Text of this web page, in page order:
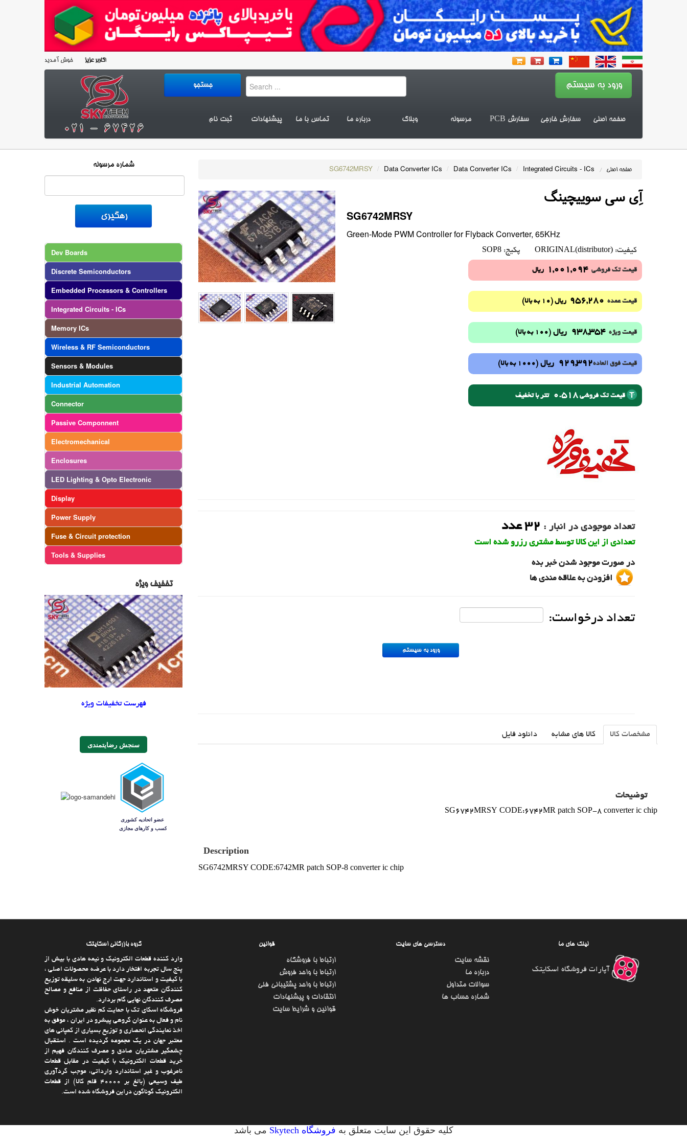
کاربر عزیزخوش آمدید!
صفحه اصلی سفارش خارجی سفارش PCB مرسوله وبلاگ درباره ما تماس با ما پیشنهادات ثبت نام
شماره مرسوله
Dev Boards
Discrete Semiconductors
Embedded Processors & Controllers
Integrated Circuits - ICs
Memory ICs
Wireless & RF Semiconductors
Sensors & Modules
Industrial Automation
Connector
Passive Componnent
Electromechanical
Enclosures
LED Lighting & Opto Electronic
Display
Power Supply
Fuse & Circuit protection
Tools & Supplies
تخفیف ویژه
فهرست تخفیفات ویژه
سنجش رضایتمندی
صفحه اصلی /
Integrated Circuits - ICs
/
Data Converter ICs
/
Data Converter ICs
/
SG6742MRSY
آِی سی سوییچینگ
SG6742MRSY
Green-Mode PWM Controller for Flyback Converter, 65KHz
کیفیت: ORIGINAL(distributor) پکیج: SOP8
قیمت تک فروشی 1,001,094 ریال
قیمت عمده 956,280 ریال (10 به بالا)
قیمت ویژه 938,354 ریال (100 به بالا)
قیمت فوق العاده929,392 ریال (1000 به بالا)
قیمت تک فروشی 0.518 تتر با تخفیف
تعداد موجودی در انبار : 32عدد
تعدادی از این کالا توسط مشتری رزرو شده است
در صورت موجود شدن خبر بده
افزودن به علاقه مندی ها
تعداد درخواست:
مشخصات کالا کالا های مشابه دانلود فایل
توضیحات
SG6742MRSY CODE:6742MR patch SOP-8 converter ic chip
Description
SG6742MRSY CODE:6742MR patch SOP-8 converter ic chip
گروه بازرگانی اسکایتک
وارد كننده قطعات الکترونیک و نیمه هادی با بیش از
پنج سال تجربه افتخار دارد با عرضه محصولات اصلی ،
با كیفیت و استاندارد جهت ارج نهادن به سلیقه توزیع
كنندگان متعهد در راستای حفاظت از منافع و مصالح
مصرف كنندگان نهایی گام بردارد.
فروشگاه اسکای تک با حمایت كم نظیر مشتریان خوش
نام و فعال به عنوان گروهی پیشرو در ایران ، موفق به
اخذ نمایندگی انحصاری و توزیع بسیاری از كمپانی های
معتبر جهان در یك مجموعه گردیده است . استقبال
چشمگیر مشتریان صادق و مصرف كنندگان فهیم از
خرید قطعات الکترونیک با كیفیت در مقابل قطعات
نامرغوب و غیر استاندارد وارداتی، موجب گردآوری
طیف وسیعی (بالغ بر 40000 قلم كالا)‌ از قطعات
الکترونیک گوناگون دراین فروشگاه شده است.
قوانین
ارتباط با فروشگاه
ارتباط با واحد فروش
ارتباط با واحد پشتیبانی فنی
انتقادات و پیشنهادات
قوانین و شرایط سایت
دسترسی های سایت
نقشه سایت
درباره ما
سوالات متداول
شماره حساب ها
لینک های ما
آپارات فروشگاه اسکایتک
کلیه حقوق این سایت متعلق به فروشگاه Skytech می باشد